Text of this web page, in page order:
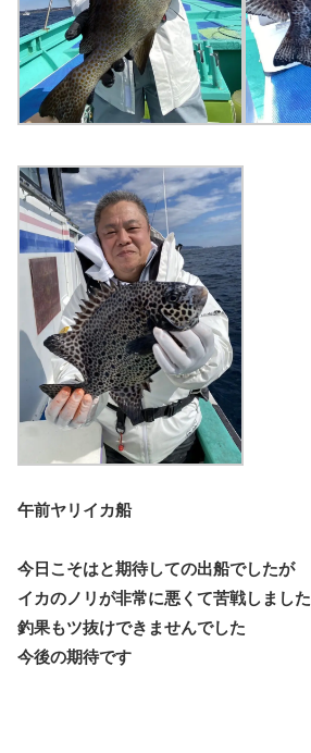
午前ヤリイカ船
今日こそはと期待しての出船でしたが
イカのノリが非常に悪くて苦戦しました
釣果もツ抜けできませんでした
今後の期待です